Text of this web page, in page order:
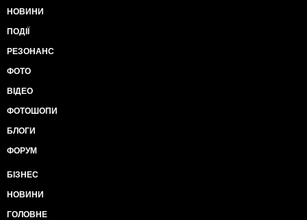
НОВИНИ
ПОДІЇ
РЕЗОНАНС
ФОТО
ВІДЕО
ФОТОШОПИ
БЛОГИ
ФОРУМ
БІЗНЕС
НОВИНИ
ГОЛОВНЕ